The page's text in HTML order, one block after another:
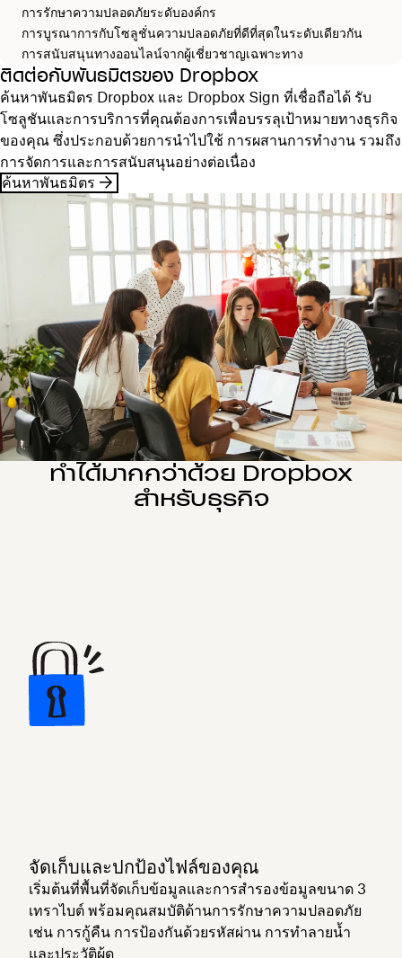
การรักษาความปลอดภัยระดับองค์กร
การบูรณาการกับโซลูชั่นความปลอดภัยที่ดีที่สุดในระดับเดียวกัน
การสนับสนุนทางออนไลน์จากผู้เชี่ยวชาญเฉพาะทาง
ติดต่อกับพันธมิตรของ Dropbox
ค้นหาพันธมิตร Dropbox และ Dropbox Sign ที่เชื่อถือได้ รับ
โซลูชันและการบริการที่คุณต้องการเพื่อบรรลุเป้าหมายทางธุรกิจ
ของคุณ ซึ่งประกอบด้วยการนำไปใช้ การผสานการทำงาน รวมถึง
การจัดการและการสนับสนุนอย่างต่อเนื่อง
ค้นหาพันธมิตร
ทำได้มากกว่าด้วย Dropbox
สำหรับธุรกิจ
จัดเก็บและปกป้องไฟล์ของคุณ
เริ่มต้นที่พื้นที่จัดเก็บข้อมูลและการสำรองข้อมูลขนาด 3
เทราไบต์ พร้อมคุณสมบัติด้านการรักษาความปลอดภัย
เช่น การกู้คืน การป้องกันด้วยรหัสผ่าน การทำลายน้ำ
และประวัติผู้ดู